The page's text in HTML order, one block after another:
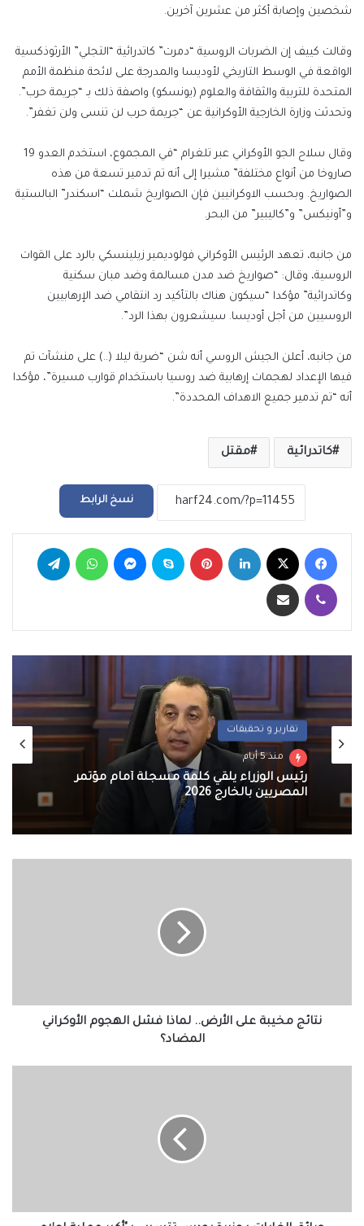
شخصين وإصابة أكثر من عشرين آخرين.
وقالت كييف إن الضربات الروسية “دمرت” كاتدرائية “التجلي” الأرثوذكسية
الواقعة في الوسط التاريخي لأوديسا والمدرجة على لائحة منظمة الأمم
المتحدة للتربية والثقافة والعلوم (يونسكو) واصفة ذلك بـ “جريمة حرب”.
وتحدثت وزارة الخارجية الأوكرانية عن “جريمة حرب لن تنسى ولن تغفر”.
وقال سلاح الجو الأوكراني عبر تلغرام “في المجموع، استخدم العدو 19
صاروخا من أنواع مختلفة” مشيرا إلى أنه تم تدمير تسعة من هذه
الصواريخ. وبحسب الاوكرانيين فإن الصواريخ شملت “اسكندر” البالستية
و”أونيكس” و”كاليبير” من البحر.
من جانبه، تعهد الرئيس الأوكراني فولوديمير زيلينسكي بالرد على القوات
الروسية، وقال: “صواريخ ضد مدن مسالمة وضد مبان سكنية
وكاتدرائية” مؤكدا “سيكون هناك بالتأكيد رد انتقامي ضد الإرهابيين
الروسيين من أجل أوديسا. سيشعرون بهذا الرد”.
من جانبه، أعلن الجيش الروسي أنه شن “ضربة ليلا (..) على منشآت تم
فيها الإعداد لهجمات إرهابية ضد روسيا باستخدام قوارب مسيرة”، مؤكدا
أنه “تم تدمير جميع الاهداف المحددة”.
كاتدرائية مقتل
نسخ الرابط
فيسبوك لينكدإن بينتيريست سكايب ماسنجر واتساب
ڤايبر مشاركة عبر البريد
تقارير و تحقيقات
منذ 5 أيام
رئيس الوزراء يلقي كلمة مسجلة أمام مؤتمر
المصريين بالخارج 2026
المضاد؟
نتائج مخيبة على الأرض.. لماذا فشل الهجوم الأوكراني
المضاد؟
عرفتها